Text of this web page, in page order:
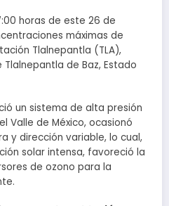
horas de este 26 de
máximas de
Tlalnepantla (TLA),
de Baz, Estado
un sistema de alta presión
Valle de México, ocasionó
y dirección variable, lo cual,
solar intensa, favoreció la
de ozono para la